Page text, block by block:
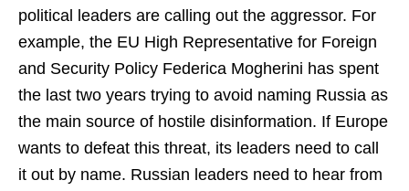
political leaders are calling out the aggressor. For
example, the EU High Representative for Foreign
and Security Policy Federica Mogherini has spent
the last two years trying to avoid naming Russia as
the main source of hostile disinformation. If Europe
wants to defeat this threat, its leaders need to call
it out by name. Russian leaders need to hear from